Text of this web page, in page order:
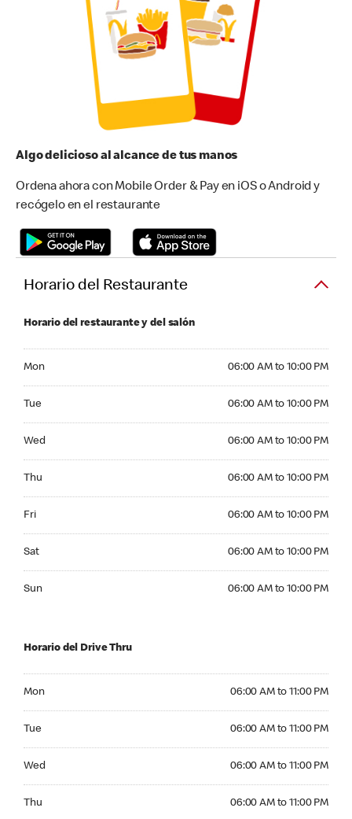
Algo delicioso al alcance de tus manos
Ordena ahora con Mobile Order & Pay en iOS o Android y
recógelo en el restaurante
Horario del Restaurante
Horario del restaurante y del salón
Mon 06:00 AM to 10:00 PM
Tue 06:00 AM to 10:00 PM
Wed 06:00 AM to 10:00 PM
Thu 06:00 AM to 10:00 PM
Fri 06:00 AM to 10:00 PM
Sat 06:00 AM to 10:00 PM
Sun 06:00 AM to 10:00 PM
Horario del Drive Thru
Mon 06:00 AM to 11:00 PM
Tue 06:00 AM to 11:00 PM
Wed 06:00 AM to 11:00 PM
Thu 06:00 AM to 11:00 PM